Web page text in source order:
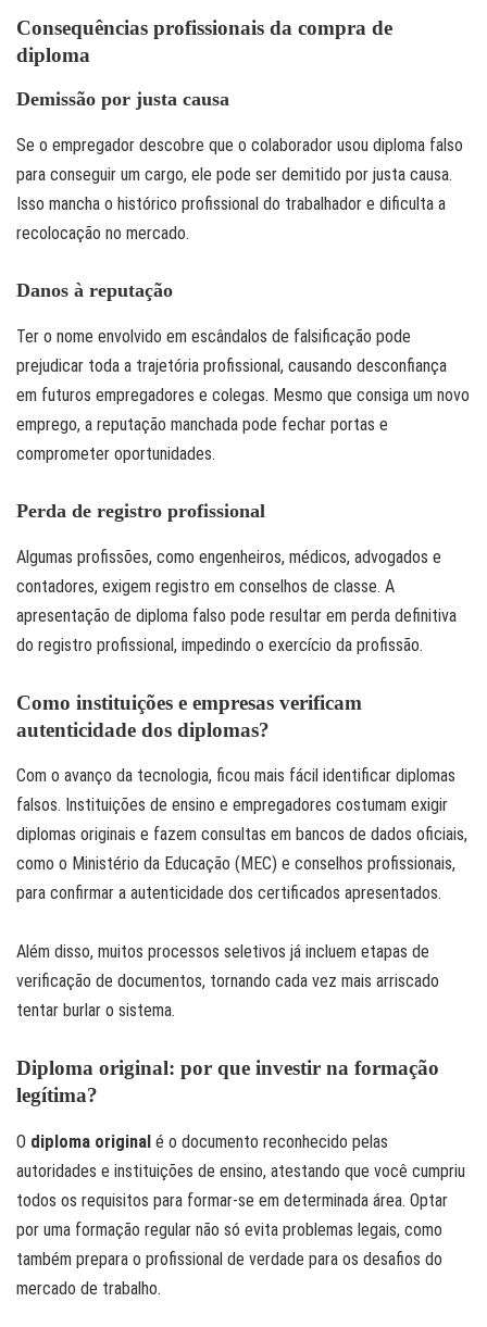
Consequências profissionais da compra de
diploma
Demissão por justa causa
Se o empregador descobre que o colaborador usou diploma falso
para conseguir um cargo, ele pode ser demitido por justa causa.
Isso mancha o histórico profissional do trabalhador e dificulta a
recolocação no mercado.
Danos à reputação
Ter o nome envolvido em escândalos de falsificação pode
prejudicar toda a trajetória profissional, causando desconfiança
em futuros empregadores e colegas. Mesmo que consiga um novo
emprego, a reputação manchada pode fechar portas e
comprometer oportunidades.
Perda de registro profissional
Algumas profissões, como engenheiros, médicos, advogados e
contadores, exigem registro em conselhos de classe. A
apresentação de diploma falso pode resultar em perda definitiva
do registro profissional, impedindo o exercício da profissão.
Como instituições e empresas verificam
autenticidade dos diplomas?
Com o avanço da tecnologia, ficou mais fácil identificar diplomas
falsos. Instituições de ensino e empregadores costumam exigir
diplomas originais e fazem consultas em bancos de dados oficiais,
como o Ministério da Educação (MEC) e conselhos profissionais,
para confirmar a autenticidade dos certificados apresentados.
Além disso, muitos processos seletivos já incluem etapas de
verificação de documentos, tornando cada vez mais arriscado
tentar burlar o sistema.
Diploma original: por que investir na formação
legítima?
O diploma original é o documento reconhecido pelas
autoridades e instituições de ensino, atestando que você cumpriu
todos os requisitos para formar-se em determinada área. Optar
por uma formação regular não só evita problemas legais, como
também prepara o profissional de verdade para os desafios do
mercado de trabalho.